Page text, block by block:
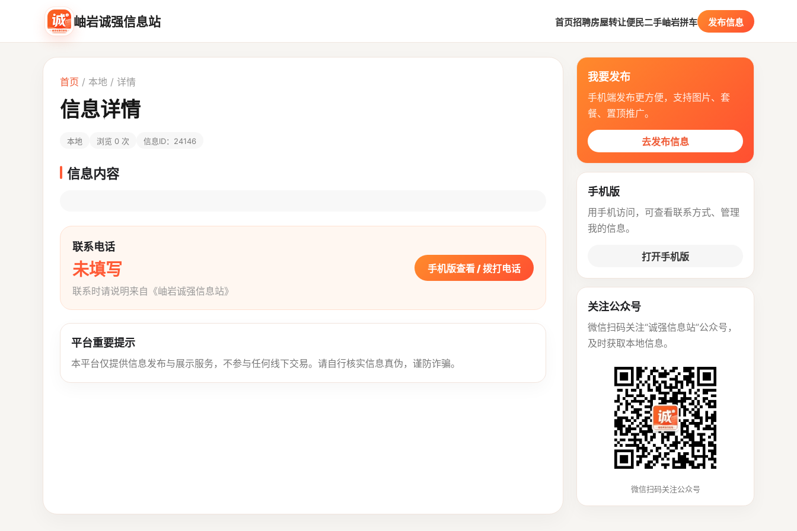
岫岩诚强信息站 首页招聘房屋转让便民二手岫岩拼车 发布信息
首页 / 本地 / 详情
信息详情
本地 浏览 0 次 信息ID：24146
信息内容
联系电话
未填写
联系时请说明来自《岫岩诚强信息站》
手机版查看 / 拨打电话
平台重要提示
本平台仅提供信息发布与展示服务，不参与任何线下交易。请自行核实信息真伪，谨防诈骗。
我要发布
手机端发布更方便，支持图片、套
餐、置顶推广。
去发布信息
手机版
用手机访问，可查看联系方式、管理
我的信息。
打开手机版
关注公众号
微信扫码关注“诚强信息站”公众号，
及时获取本地信息。
微信扫码关注公众号